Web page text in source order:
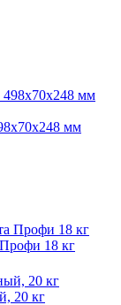
мм
18 кг
20 кг